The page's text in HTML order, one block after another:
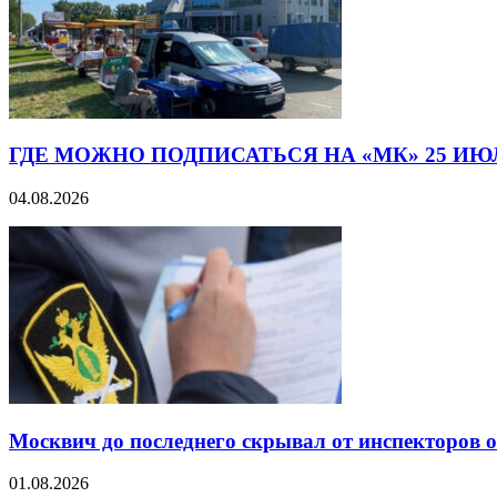
ГДЕ МОЖНО ПОДПИСАТЬСЯ НА «МК» 25
04.08.2026
Москвич до последнего скрывал от
01.08.2026